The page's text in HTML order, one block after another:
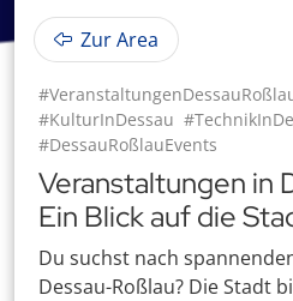
Zur Area
#KulturInDessau
#DessauRoßlauEvents
Veranstaltungen in
Ein Blick auf die
Du suchst nach
Dessau-Roßlau? Die Stadt